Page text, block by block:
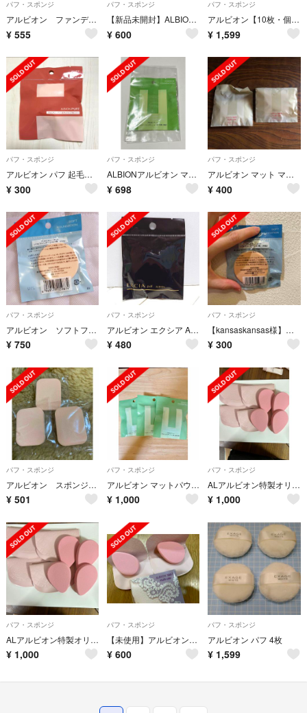
パフ・スポンジ
アルビオン ファンデーションスポンジ
¥ 555
パフ・スポンジ
【新品未開封】ALBION エクシアAL パフ (L)
¥ 600
パフ・スポンジ
アルビオン【10枚・個包装】スポンジパフ
¥ 1,599
パフ・スポンジ
アルビオン パフ 起毛タイプN(小)
¥ 300
パフ・スポンジ
ALBIONアルビオン マット パウダーファンデーション用 四角 厚型
¥ 698
パフ・スポンジ
アルビオン マット マルチユース用 (大) 2個
¥ 400
パフ・スポンジ
アルビオン ソフトファンデーション用 マット パフ Albion 2個セット
¥ 750
パフ・スポンジ
アルビオン エクシア AL パフ 起毛S
¥ 480
パフ・スポンジ
【kansaskansas様】アルビオン ソフトファンデーション用 マット
¥ 300
パフ・スポンジ
アルビオン スポンジ 3個
¥ 501
パフ・スポンジ
アルビオン マットパウダーファンデーション 用(四角 厚型)
¥ 1,000
パフ・スポンジ
ALアルビオン特製オリジナルマットスポンジ(ケース付き)4セット
¥ 1,000
パフ・スポンジ
ALアルビオン特製オリジナルマット(ケース付き) 4セット
¥ 1,000
パフ・スポンジ
【未使用】アルビオン パフ3個セット
¥ 600
パフ・スポンジ
アルビオン パフ 4枚
¥ 1,599